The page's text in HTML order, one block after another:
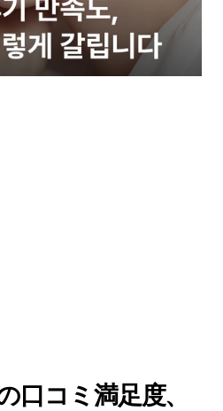
口コミ満足度、